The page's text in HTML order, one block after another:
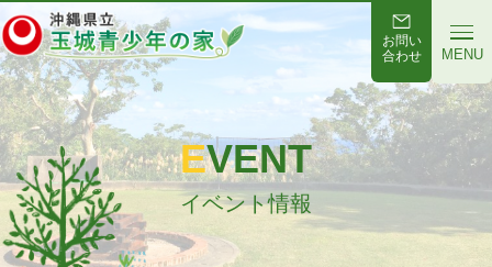
お問い
合わせ
MENU
EVENT
イベント情報